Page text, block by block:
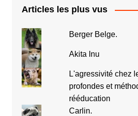
Articles les plus vus
Berger Belge.
Akita Inu
L'agressivité chez
profondes et
rééducation
Carlin.